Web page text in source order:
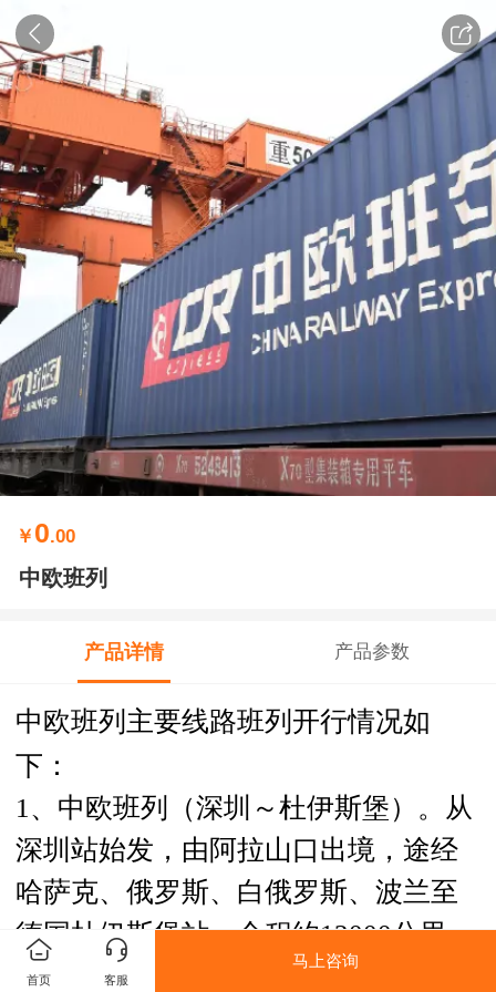
￥ 0.00
中欧班列
产品详情 产品参数
中欧班列主要线路班列开行情况如
下：
1、中欧班列（深圳～杜伊斯堡）。从
深圳站始发，由阿拉山口出境，途经
哈萨克、俄罗斯、白俄罗斯、波兰至
德国杜伊斯堡站，全程约12000公里，
运行时间约16天。
首页 客服
马上咨询